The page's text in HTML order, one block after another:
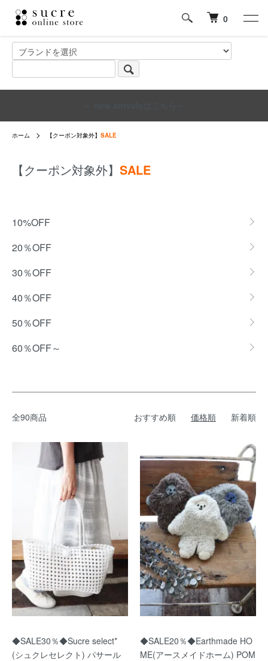
0
ホーム 【クーポン対象外】 SALE
【クーポン対象外】 SALE
10%OFF
20％OFF
30％OFF
40％OFF
50％OFF
60％OFF～
全90商品 おすすめ順 価格順 新着順
◆SALE30％◆Sucre select*
(シュクレセレクト) パサール
◆SALE20％◆Earthmade HO
ME(アースメイドホーム) POM